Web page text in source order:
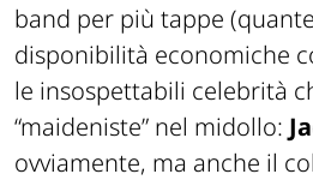
band per più tappe
disponibilità economiche
le insospettabili celebrità
“maideniste” nel midollo:
ovviamente, ma anche il